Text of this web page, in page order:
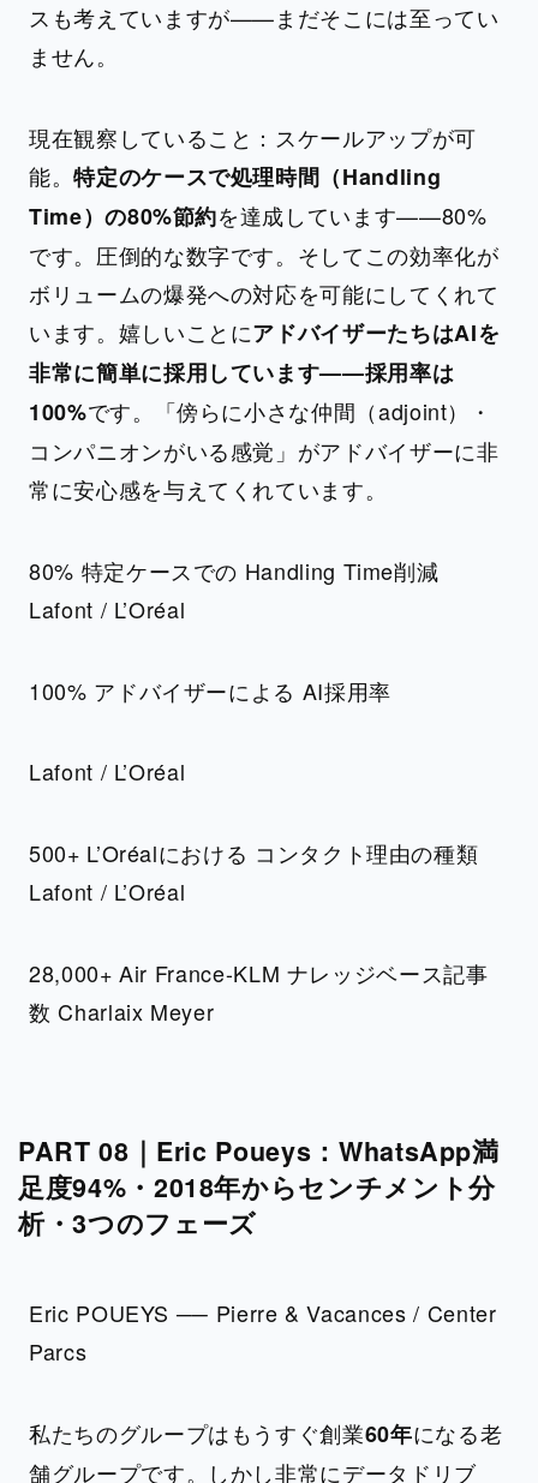
スも考えていますが——まだそこには至ってい
ません。
現在観察していること：スケールアップが可
能。特定のケースで処理時間（Handling
Time）の80%節約を達成しています——80%
です。圧倒的な数字です。そしてこの効率化が
ボリュームの爆発への対応を可能にしてくれて
います。嬉しいことにアドバイザーたちはAIを
非常に簡単に採用しています——採用率は
100%です。「傍らに小さな仲間（adjoint）・
コンパニオンがいる感覚」がアドバイザーに非
常に安心感を与えてくれています。
80% 特定ケースでの Handling Time削減
Lafont / L’Oréal
100% アドバイザーによる AI採用率
Lafont / L’Oréal
500+ L’Oréalにおける コンタクト理由の種類
Lafont / L’Oréal
28,000+ Air France-KLM ナレッジベース記事
数 Charlaix Meyer
PART 08｜Eric Poueys：WhatsApp満
足度94%・2018年からセンチメント分
析・3つのフェーズ
Eric POUEYS ── Pierre & Vacances / Center
Parcs
私たちのグループはもうすぐ創業60年になる老
舗グループです。しかし非常にデータドリブ